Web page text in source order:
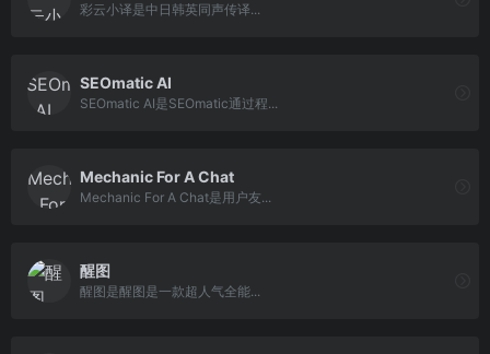
彩云小译是中日韩英同声传译...
SEOmatic AI
SEOmatic AI是SEOmatic通过程...
Mechanic For A Chat
Mechanic For A Chat是用户友...
醒图
醒图是醒图是一款超人气全能...